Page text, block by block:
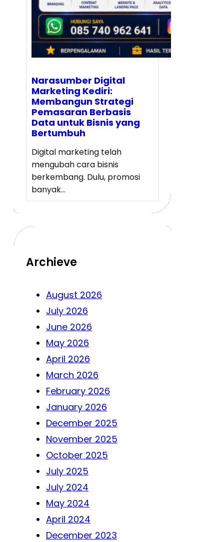
Narasumber Digital
Marketing Kediri:
Membangun Strategi
Pemasaran Berbasis
Data untuk Bisnis yang
Bertumbuh
Digital marketing telah
mengubah cara bisnis
berkembang. Dulu, promosi
banyak…
Archieve
August 2026
July 2026
June 2026
May 2026
April 2026
March 2026
February 2026
January 2026
December 2025
November 2025
October 2025
July 2025
July 2024
May 2024
April 2024
December 2023